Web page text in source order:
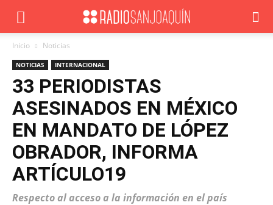
Inicio Noticias
NOTICIAS INTERNACIONAL
33 PERIODISTAS
ASESINADOS EN MÉXICO
EN MANDATO DE LÓPEZ
OBRADOR, INFORMA
ARTÍCULO19
Respecto al acceso a la información en el país